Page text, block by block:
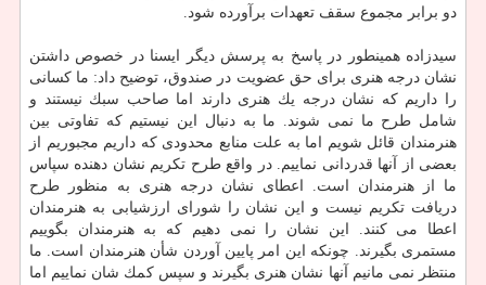
دو برابر مجموع سقف تعهدات برآورده شود.
سیدزاده همینطور در پاسخ به پرسش دیگر ایسنا در خصوص داشتن
نشان درجه هنری برای حق عضویت در صندوق، توضیح داد: ما كسانی
را داریم كه نشان درجه یك هنری دارند اما صاحب سبك نیستند و
شامل طرح ما نمی شوند. ما به دنبال این نیستیم كه تفاوتی بین
هنرمندان قائل شویم اما به علت منابع محدودی كه داریم مجبوریم از
بعضی از آنها قدردانی نماییم. در واقع طرح تكریم نشان دهنده سپاس
ما از هنرمندان است. اعطای نشان درجه هنری به منظور طرح
دریافت تكریم نیست و این نشان را شورای ارزشیابی به هنرمندان
اعطا می كنند. این نشان را نمی دهیم كه به هنرمندان بگوییم
مستمری بگیرند. چونكه این امر پایین آوردن شأن هنرمندان است. ما
منتظر نمی مانیم آنها نشان هنری بگیرند و سپس كمك شان نماییم اما